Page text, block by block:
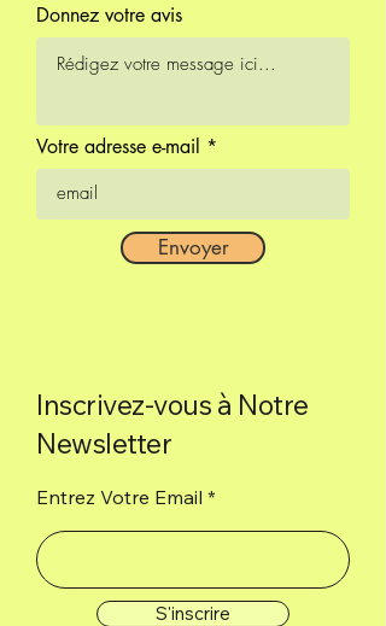
Donnez votre avis
Votre adresse e-mail
Envoyer
Inscrivez-vous à Notre
Newsletter
Entrez Votre Email
S'inscrire